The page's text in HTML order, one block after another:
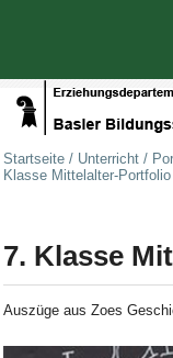
Startseite / Unterricht /
Klasse Mittelalter-Portfolio
7. Klasse
Auszüge aus Zoes